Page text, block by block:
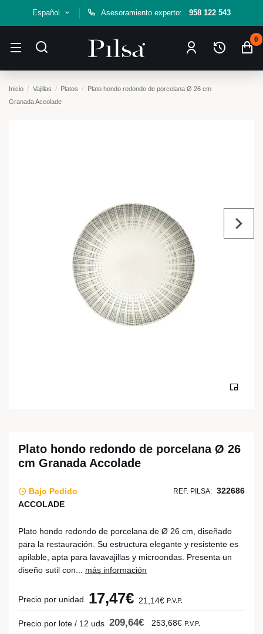
Español Asesoramiento experto: 958 122 543
0
Inicio Vajillas Platos
Plato hondo redondo de porcelana Ø 26 cm
Granada Accolade
Plato hondo redondo de porcelana Ø 26
cm Granada Accolade
Bajo Pedido REF. PILSA: 322686
ACCOLADE
Plato hondo redondo de porcelana de Ø 26 cm, diseñado
para la restauración. Su estructura elegante y resistente es
apilable, apta para lavavajillas y microondas. Presenta un
diseño sutil con... más información
Precio por unidad 17,47€ 21,14€ P.V.P.
Precio por lote / 12 uds 209,64€ 253,68€ P.V.P.